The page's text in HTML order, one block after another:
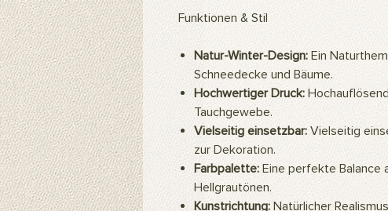
Funktionen & Stil
Natur-Winter-Design: Ein
Schneedecke und Bäume.
Hochwertiger Druck:
Tauchgewebe.
Vielseitig einsetzbar: Vielseitig
zur Dekoration.
Farbpalette: Eine perfekte Balance
Hellgrautönen.
Kunstrichtung: Natürlicher